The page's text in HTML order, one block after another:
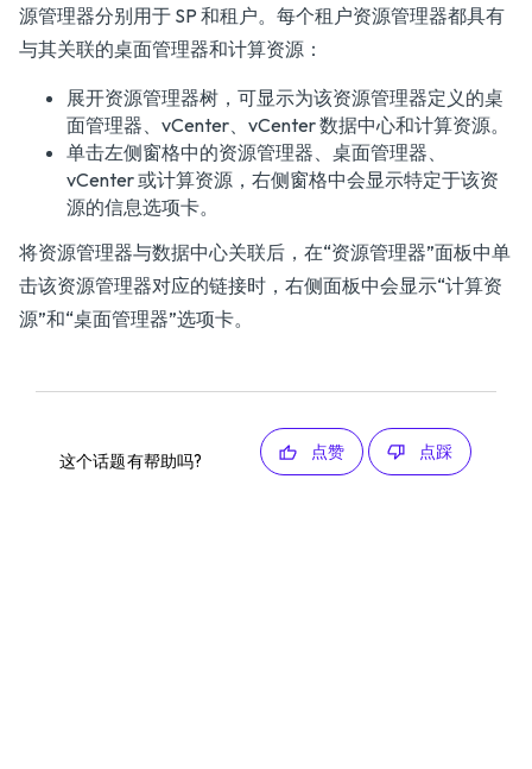
源管理器分别用于 SP 和租户。每个租户资源管理器都具有
与其关联的桌面管理器和计算资源：
展开资源管理器树，可显示为该资源管理器定义的桌
面管理器、vCenter、vCenter 数据中心和计算资源。
单击左侧窗格中的资源管理器、桌面管理器、
vCenter 或计算资源，右侧窗格中会显示特定于该资
源的信息选项卡。
将资源管理器与数据中心关联后，在“资源管理器”面板中单
击该资源管理器对应的链接时，右侧面板中会显示“计算资
源”和“桌面管理器”选项卡。
这个话题有帮助吗? 点赞 点踩